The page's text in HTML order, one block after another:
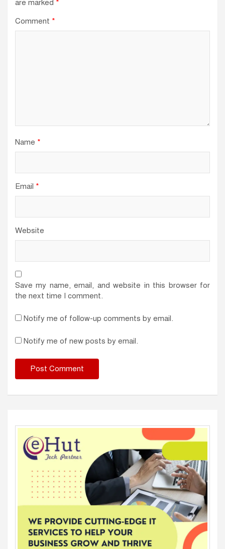
are marked *
Comment *
Name *
Email *
Website
Save my name, email, and website in this browser for
the next time I comment.
Notify me of follow-up comments by email.
Notify me of new posts by email.